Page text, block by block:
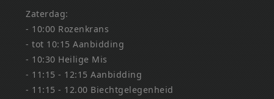
Zaterdag:
- 10:00 Rozenkrans
- tot 10:15 Aanbidding
- 10:30 Heilige Mis
- 11:15 - 12:15 Aanbidding
- 11:15 - 12.00 Biechtgelegenheid